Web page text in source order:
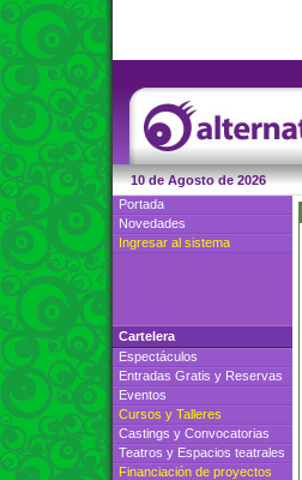
10 de Agosto de 2026
Portada
Novedades
Ingresar al sistema
Cartelera
Espectáculos
Entradas Gratis y Reservas
Eventos
Cursos y Talleres
Castings y Convocatorias
Teatros y Espacios teatrales
Financiación de proyectos